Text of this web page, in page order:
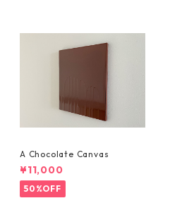
A Chocolate Canvas
¥11,000
50%OFF